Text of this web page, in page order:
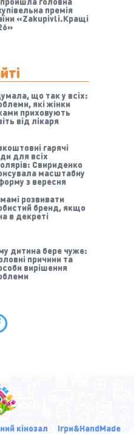
премія
«Zakupivli.Кращі
що так у всіх:
які жінки
приховують
від лікаря
гарячі
для всіх
Свириденко
масштабну
з вересня
розвивати
бренд, якщо
в декреті
дитина бере чуже:
причини та
вирішення
кінозал
Ігри&HandMade